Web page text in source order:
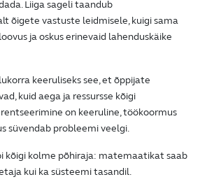
Liiga sageli taandub
õigete vastuste leidmisele, kuigi sama
ja oskus erinevaid lahenduskäike
keeruliseks see, et õppijate
kuid aega ja ressursse kõigi
on keeruline, töökoormus
süvendab probleemi veelgi.
kõigi kolme põhiraja: matemaatikat saab
kui ka süsteemi tasandil.